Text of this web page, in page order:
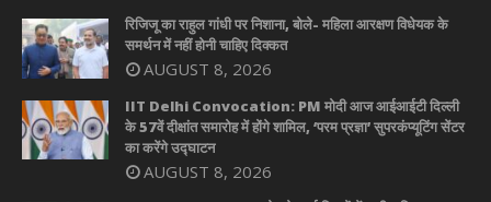
रिजिजू का राहुल गांधी पर निशाना, बोले- महिला आरक्षण विधेयक के
समर्थन में नहीं होनी चाहिए दिक्कत
AUGUST 8, 2026
IIT Delhi Convocation: PM मोदी आज आईआईटी दिल्ली
के 57वें दीक्षांत समारोह में होंगे शामिल, ‘परम प्रज्ञा’ सुपरकंप्यूटिंग सेंटर
का करेंगे उद्घाटन
AUGUST 8, 2026